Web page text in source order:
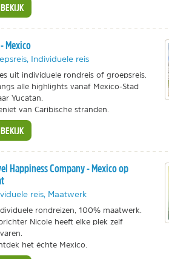
BEKIJK
Mexico
Individuele reis
uit individuele rondreis of groepsreis.
alle highlights vanaf Mexico-Stad
Yucatan.
van Caribische stranden.
BEKIJK
Happiness Company - Mexico op
reis, Maatwerk
rondreizen, 100% maatwerk.
Nicole heeft elke plek zelf
het échte Mexico.